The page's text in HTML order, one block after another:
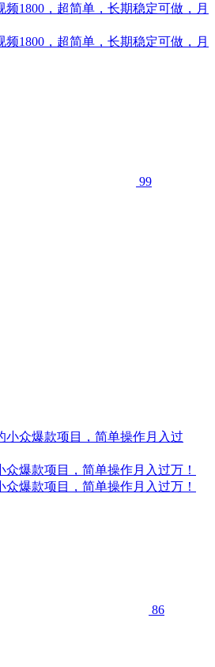
1800，超简单，长期稳定可做，月
1800，超简单，长期稳定可做，月
99
爆款项目，简单操作月入过万！
爆款项目，简单操作月入过万！
86